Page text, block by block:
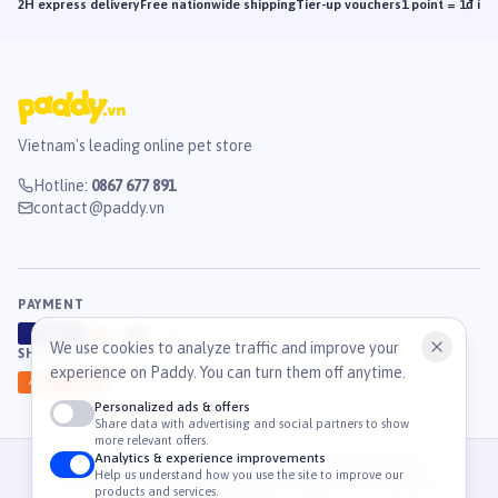
2H express deliveryFree nationwide shippingTier-up vouchers1 point = 1đ
Vietnam's leading online pet store
Hotline: 0867 677 891
contact@paddy.vn
PAYMENT
SHIPPING
Ahamove
© 2026 Công Ty Cổ Phần TM & DV Paddy. MST: 0316459054.
36 Mạc Đĩnh Chi, Phường Tân Định, TP. Hồ Chí Minh, Việt Nam
We use cookies to analyze traffic and improve your
experience on Paddy. You can turn them off anytime.
Personalized ads & offers
Share data with advertising and social partners to show
more relevant offers.
Analytics & experience improvements
Help us understand how you use the site to improve our
products and services.